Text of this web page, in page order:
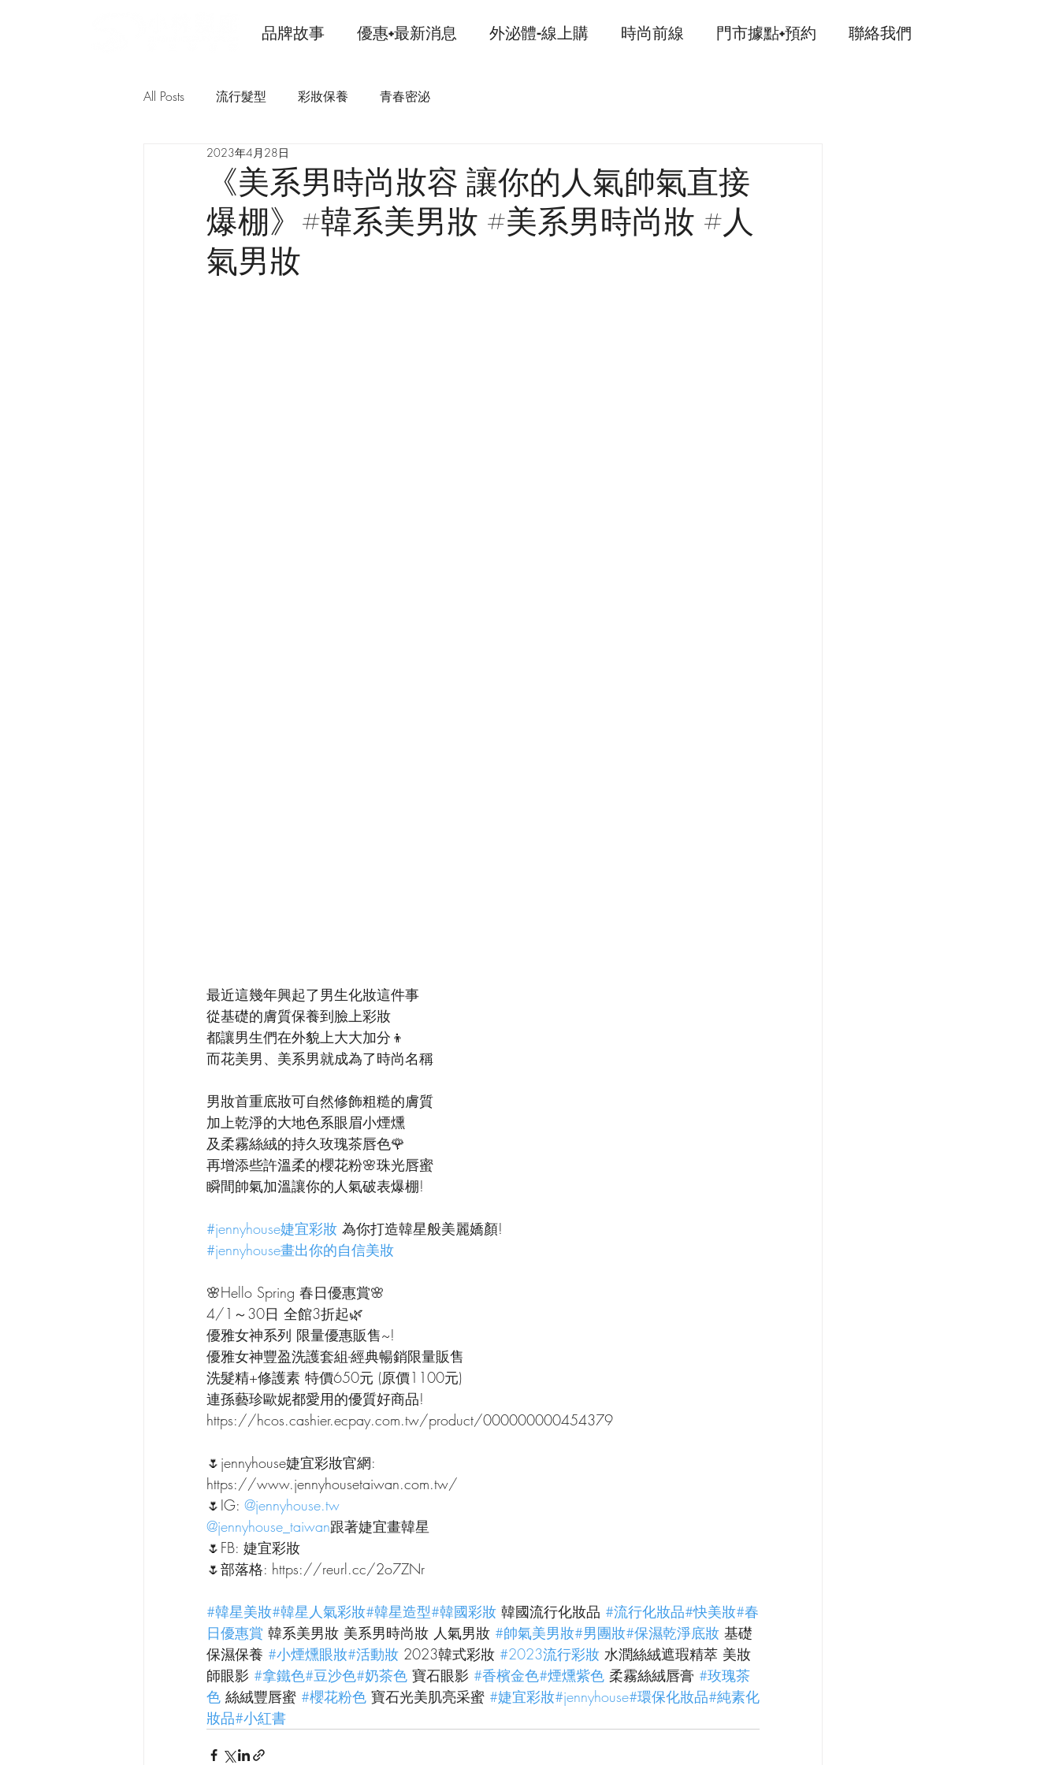
品牌故事 優惠+最新消息 外泌體-線上購 時尚前線 門市據點+預約 聯絡我們
All Posts 流行髮型 彩妝保養 青春密泌
《美系男時尚妝容 讓你的人氣帥氣直接
爆棚》#韓系美男妝 #美系男時尚妝 #人
氣男妝
2023年4月28日
最近這幾年興起了男生化妝這件事
從基礎的膚質保養到臉上彩妝
都讓男生們在外貌上大大加分👦
而花美男、美系男就成為了時尚名稱
男妝首重底妝可自然修飾粗糙的膚質
加上乾淨的大地色系眼眉小煙燻
及柔霧絲絨的持久玫瑰茶唇色🌹
再增添些許溫柔的櫻花粉🌸珠光唇蜜
瞬間帥氣加溫讓你的人氣破表爆棚!
#jennyhouse婕宜彩妝 為你打造韓星般美麗嬌顏!
#jennyhouse畫出你的自信美妝
🌸Hello Spring 春日優惠賞🌸
4/1～30日 全館3折起🌿
優雅女神系列 限量優惠販售~!
優雅女神豐盈洗護套組-經典暢銷限量販售
洗髮精+修護素 特價650元 (原價1100元)
連孫藝珍歐妮都愛用的優質好商品!
https://hcos.cashier.ecpay.com.tw/product/000000000454379
🌷jennyhouse婕宜彩妝官網:
https://www.jennyhousetaiwan.com.tw/
🌷IG: @jennyhouse.tw
@jennyhouse_taiwan跟著婕宜畫韓星
🌷FB: 婕宜彩妝
🌷部落格: https://reurl.cc/2o7ZNr
#韓星美妝#韓星人氣彩妝#韓星造型#韓國彩妝 韓國流行化妝品 #流行化妝品#快美妝#春
日優惠賞 韓系美男妝 美系男時尚妝 人氣男妝 #帥氣美男妝#男團妝#保濕乾淨底妝 基礎
保濕保養 #小煙燻眼妝#活動妝 2023韓式彩妝 #2023流行彩妝 水潤絲絨遮瑕精萃 美妝
師眼影 #拿鐵色#豆沙色#奶茶色 寶石眼影 #香檳金色#煙燻紫色 柔霧絲絨唇膏 #玫瑰茶
色 絲絨豐唇蜜 #櫻花粉色 寶石光美肌亮采蜜 #婕宜彩妝#jennyhouse#環保化妝品#純素化
妝品#小紅書